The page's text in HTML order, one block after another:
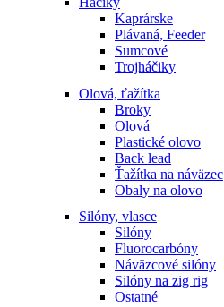
Kaprárske
Plávaná, Feeder
Sumcové
Trojháčiky
Olová, ťažítka
Broky
Olová
Plastické olovo
Back lead
Ťažítka na náväzec
Obaly na olovo
Silóny, vlasce
Silóny
Fluorocarbóny
Náväzcové silóny
Silóny na zig rig
Ostatné